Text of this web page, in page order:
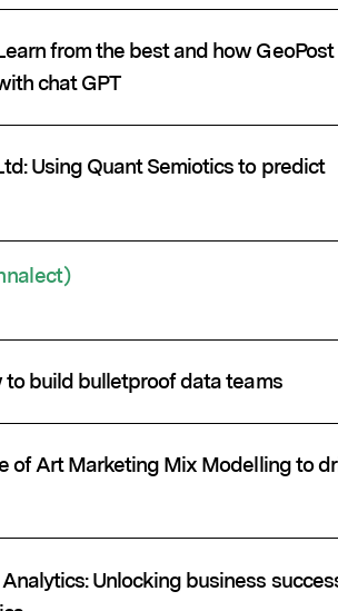
from the best and how GeoPost
chat GPT
Using Quant Semiotics to predict
Annalect)
to build bulletproof data teams
of Art Marketing Mix Modelling to
Unlocking business